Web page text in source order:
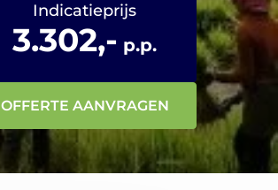
Indicatieprijs
3.302,- p.p.
OFFERTE AANVRAGEN